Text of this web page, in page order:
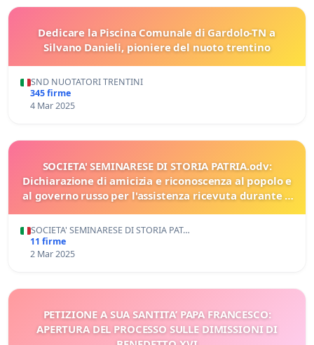
Dedicare la Piscina Comunale di Gardolo-TN a
Silvano Danieli, pioniere del nuoto trentino
SND NUOTATORI TRENTINI
345 firme
4 Mar 2025
SOCIETA' SEMINARESE DI STORIA PATRIA.odv:
Dichiarazione di amicizia e riconoscenza al popolo e
al governo russo per l'assistenza ricevuta durante il
SOCIETA' SEMINARESE DI STORIA PAT…
11 firme
2 Mar 2025
PETIZIONE A SUA SANTITA’ PAPA FRANCESCO:
APERTURA DEL PROCESSO SULLE DIMISSIONI DI